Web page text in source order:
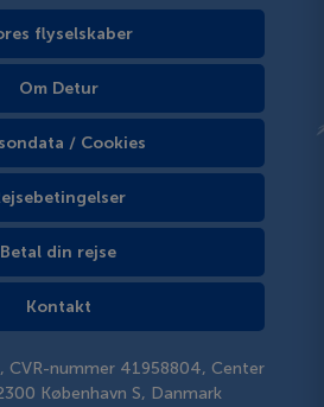
flyselskaber
Om Detur
/ Cookies
Betal din rejse
Kontakt
CVR-nummer 41958804, Center
København S, Danmark